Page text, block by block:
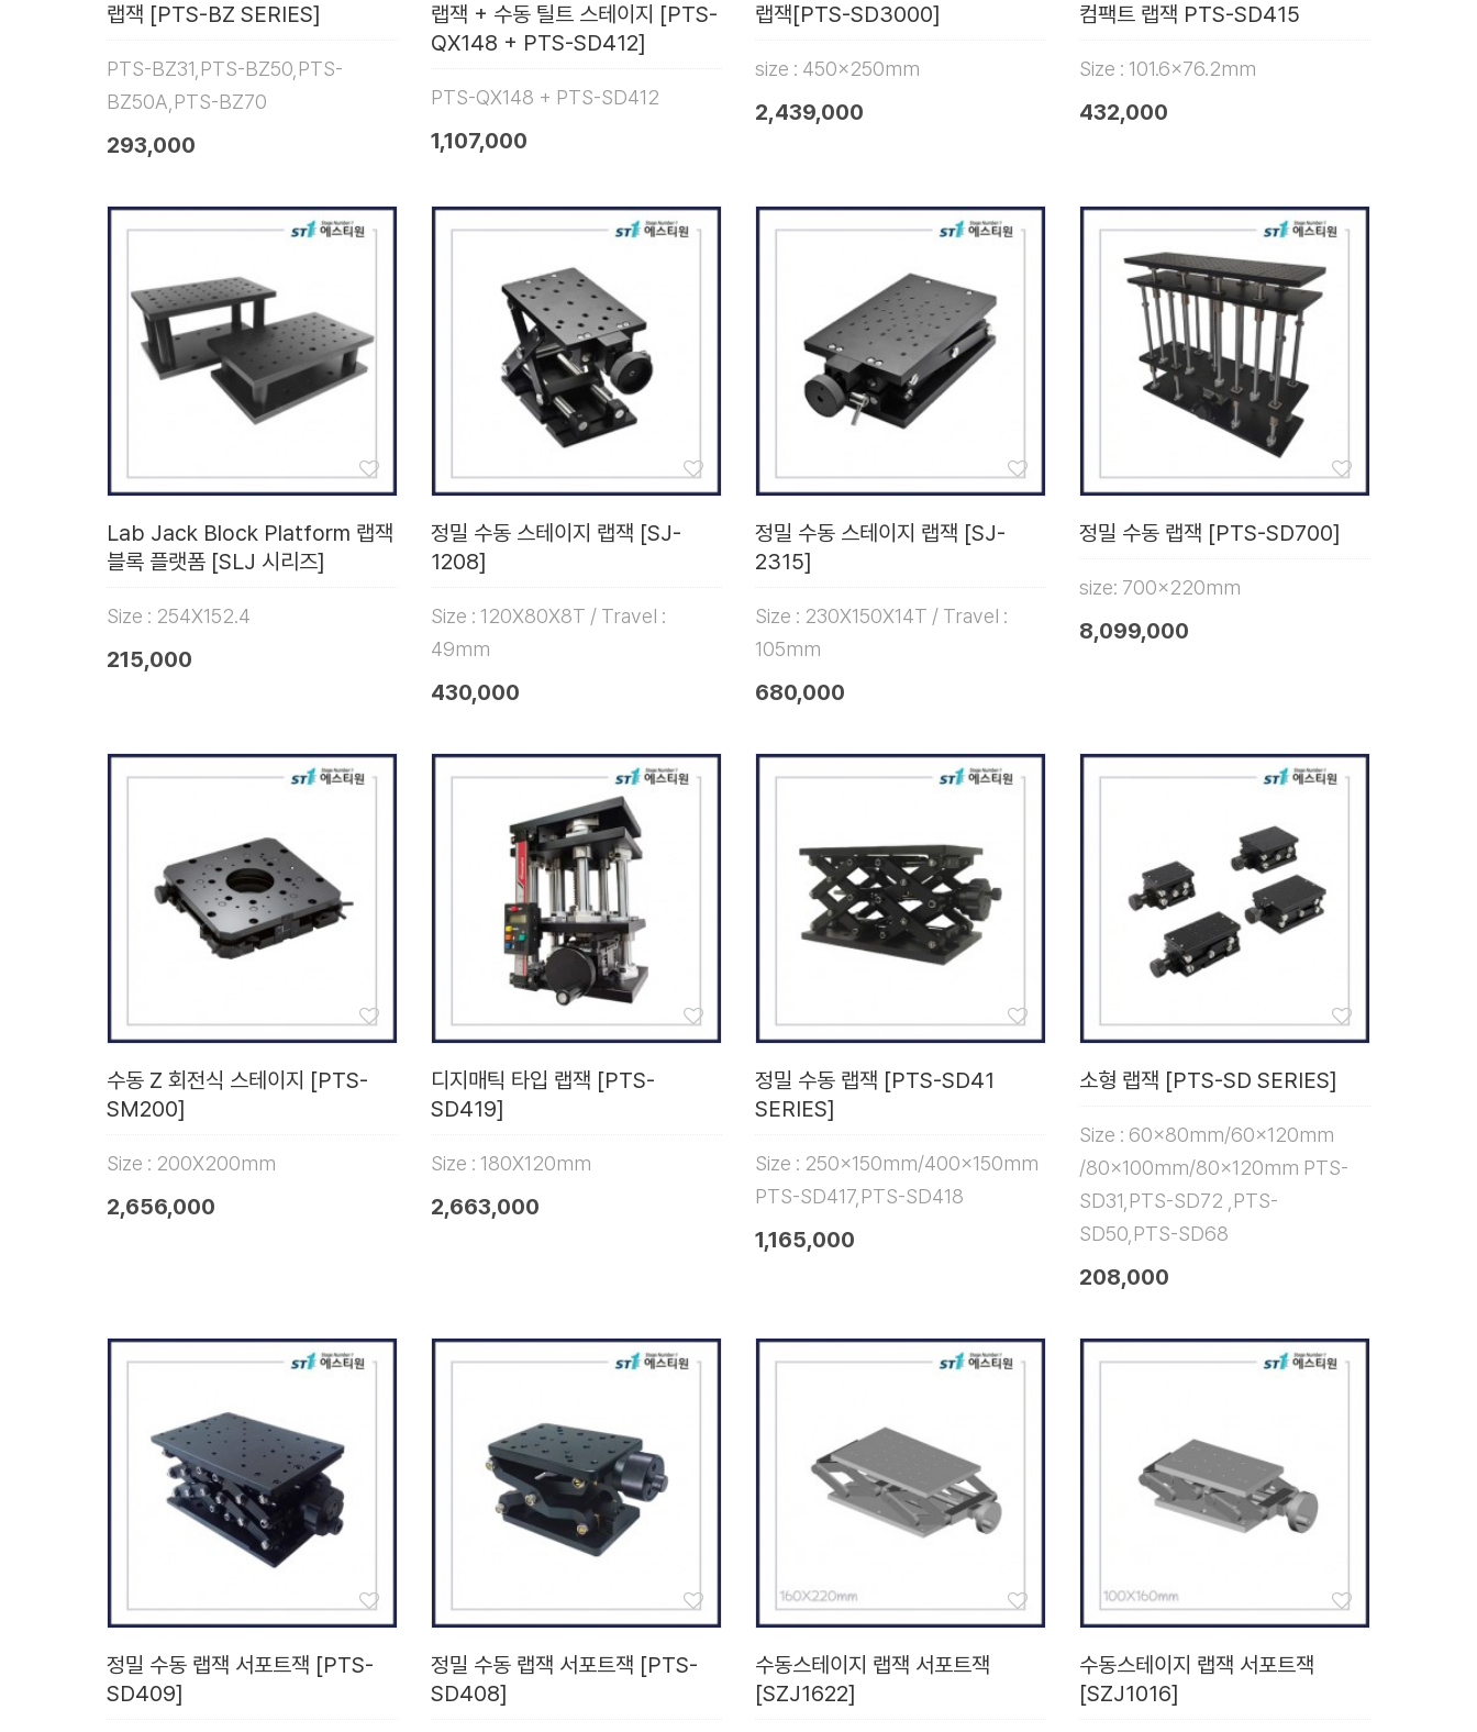
랩잭 [PTS-BZ SERIES]
PTS-BZ31,PTS-BZ50,PTS-
BZ50A,PTS-BZ70
293,000
랩잭 + 수동 틸트 스테이지 [PTS-
QX148 + PTS-SD412]
PTS-QX148 + PTS-SD412
1,107,000
랩잭[PTS-SD3000]
size : 450x250mm
2,439,000
컴팩트 랩잭 PTS-SD415
Size : 101.6x76.2mm
432,000
Lab Jack Block Platform 랩잭
블록 플랫폼 [SLJ 시리즈]
Size : 254X152.4
215,000
정밀 수동 스테이지 랩잭 [SJ-
1208]
Size : 120X80X8T / Travel :
49mm
430,000
정밀 수동 스테이지 랩잭 [SJ-
2315]
Size : 230X150X14T / Travel :
105mm
680,000
정밀 수동 랩잭 [PTS-SD700]
size: 700x220mm
8,099,000
수동 Z 회전식 스테이지 [PTS-
SM200]
Size : 200X200mm
2,656,000
디지매틱 타입 랩잭 [PTS-
SD419]
Size : 180X120mm
2,663,000
정밀 수동 랩잭 [PTS-SD41
SERIES]
Size : 250x150mm/400x150mm
PTS-SD417,PTS-SD418
1,165,000
소형 랩잭 [PTS-SD SERIES]
Size : 60x80mm/60x120mm
/80x100mm/80x120mm PTS-
SD31,PTS-SD72 ,PTS-
SD50,PTS-SD68
208,000
정밀 수동 랩잭 서포트잭 [PTS-
SD409]
정밀 수동 랩잭 서포트잭 [PTS-
SD408]
수동스테이지 랩잭 서포트잭
[SZJ1622]
수동스테이지 랩잭 서포트잭
[SZJ1016]